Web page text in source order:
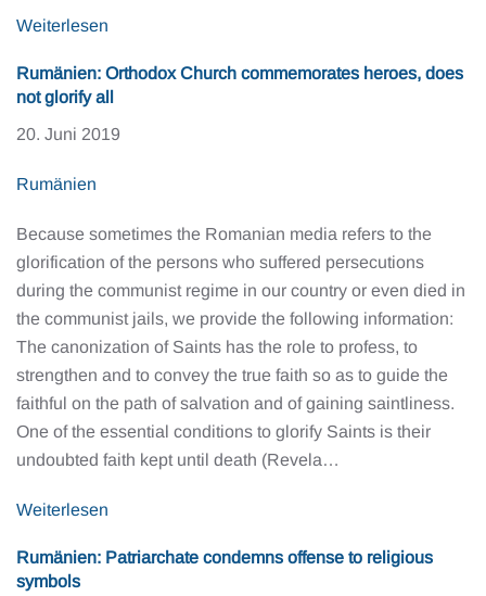
Weiterlesen
Rumänien: Orthodox Church commemorates heroes, does
not glorify all
20. Juni 2019
Rumänien
Because sometimes the Romanian media refers to the
glorification of the persons who suffered persecutions
during the communist regime in our country or even died in
the communist jails, we provide the following information:
The canonization of Saints has the role to profess, to
strengthen and to convey the true faith so as to guide the
faithful on the path of salvation and of gaining saintliness.
One of the essential conditions to glorify Saints is their
undoubted faith kept until death (Revela…
Weiterlesen
Rumänien: Patriarchate condemns offense to religious
symbols